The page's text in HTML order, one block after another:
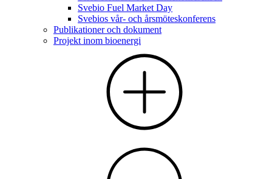
Svebio Fuel Market Day
Svebios vår- och årsmöteskonferens
Publikationer och dokument
Projekt inom bioenergi